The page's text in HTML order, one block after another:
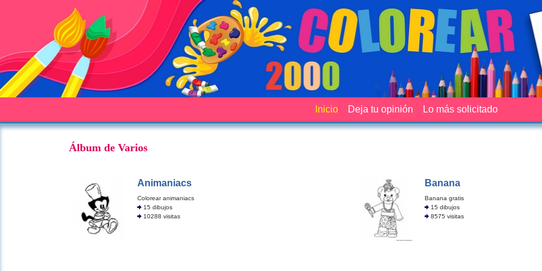
Inicio Deja tu opinión Lo más solicitado
Álbum de Varios
Animaniacs
Colorear animaniacs
15 dibujos
10288 visitas
Banana
Banana gratis
15 dibujos
8575 visitas